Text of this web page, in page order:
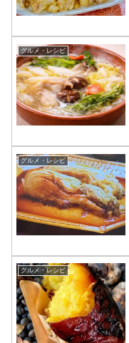
グルメ・レシピ
グルメ・レシピ
グルメ・レシピ